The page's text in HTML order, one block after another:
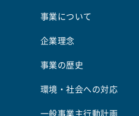
事業について
企業理念
事業の歴史
環境・社会への対応
一般事業主行動計画